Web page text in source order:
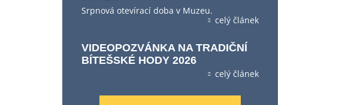
Srpnová otevírací doba v Muzeu.
celý článek
VIDEOPOZVÁNKA NA TRADIČNÍ
BÍTEŠSKÉ HODY 2026
celý článek